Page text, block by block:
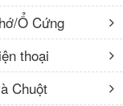
Ổ Cứng
thoại
Chuột
Hơi Borofone BZ15
USB có màn LCD
US
VNĐ